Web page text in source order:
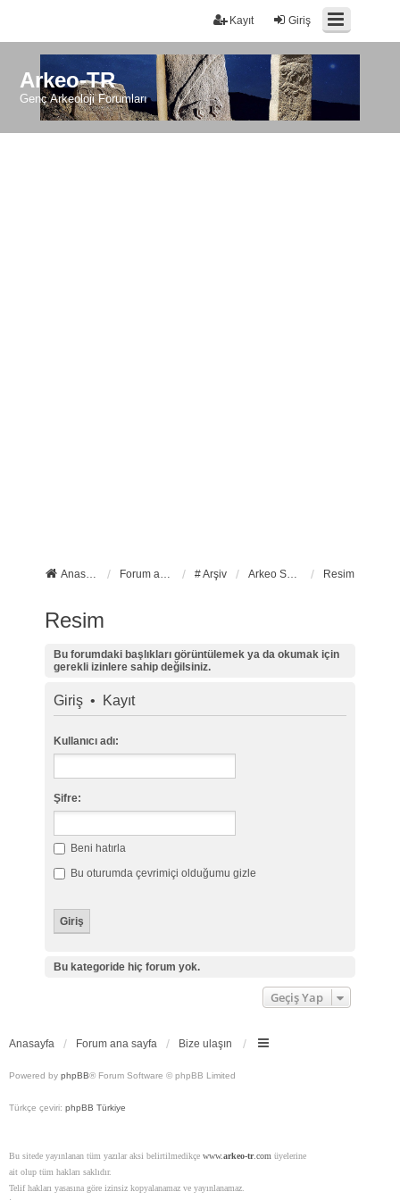
Giriş
Kayıt
Arkeo-TR
Genç Arkeoloji Forumları
Anasayfa Forum ana sayfa # Arşiv Arkeo Sanat Resim
Resim
Bu forumdaki başlıkları görüntülemek ya da okumak için
gerekli izinlere sahip değilsiniz.
Giriş• Kayıt
Kullanıcı adı:
Şifre:
Beni hatırla
Bu oturumda çevrimiçi olduğumu gizle
Bu kategoride hiç forum yok.
Geçiş Yap
Anasayfa Forum ana sayfa Bize ulaşın
Powered by phpBB® Forum Software © phpBB Limited
Türkçe çeviri: phpBB Türkiye
Bu sitede yayınlanan tüm yazılar aksi belirtilmedikçe www.arkeo-tr.com üyelerine
ait olup tüm hakları saklıdır.
Telif hakları yasasına göre izinsiz kopyalanamaz ve yayınlanamaz.